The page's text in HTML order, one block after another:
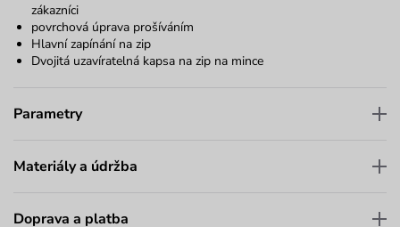
zákazníci
povrchová úprava prošíváním
Hlavní zapínání na zip
Dvojitá uzavíratelná kapsa na zip na mince
Parametry
Materiály a údržba
Doprava a platba